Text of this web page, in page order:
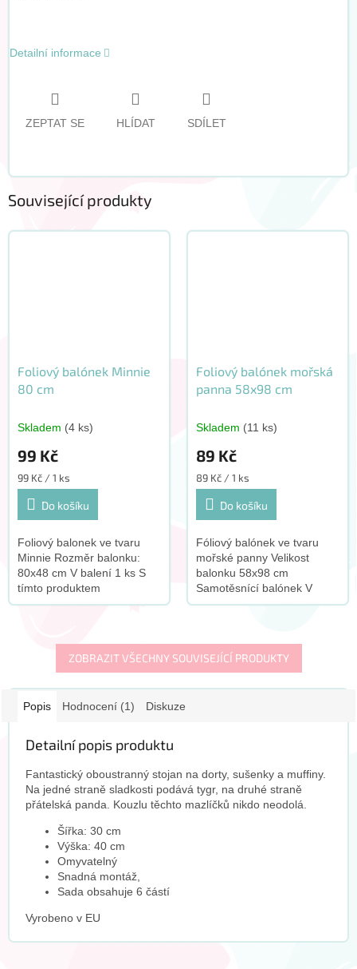
Detailní informace
ZEPTAT SE HLÍDAT SDÍLET
Související produkty
Foliový balónek Minnie
80 cm
Skladem (4 ks)
99 Kč
Měrná
cena:
99 Kč / 1 ks
Do košíku
Foliový balonek ve tvaru
Minnie Rozměr balonku:
80x48 cm V balení 1 ks S
tímto produktem
doporučujeme zakoupit
Foliový balónek mořská
panna 58x98 cm
Skladem (11 ks)
89 Kč
Měrná
cena:
89 Kč / 1 ks
Do košíku
Fóliový balónek ve tvaru
mořské panny Velikost
balonku 58x98 cm
Samotěsnící balónek V
balení 1 ks Balonek se
ZOBRAZIT VŠECHNY SOUVISEJÍCÍ PRODUKTY
Popis Hodnocení (1) Diskuze
Detailní popis produktu
Fantastický oboustranný stojan na dorty, sušenky a muffiny.
Na jedné straně sladkosti podává tygr, na druhé straně
přátelská panda. Kouzlu těchto mazlíčků nikdo neodolá.
Šířka: 30 cm
Výška: 40 cm
Omyvatelný
Snadná montáž,
Sada obsahuje 6 částí
Vyrobeno v EU